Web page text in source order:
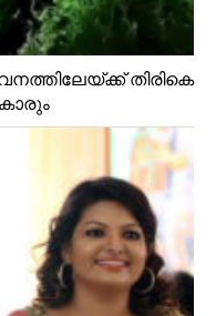
വനത്തിലേയ്ക്ക് തിരികെ